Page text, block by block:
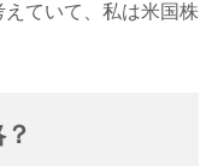
ていて、私は米国株